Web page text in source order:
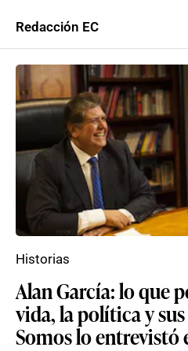
Redacción EC
Alan García: lo que
vida, la política y
Somos lo entrevistó
Historias